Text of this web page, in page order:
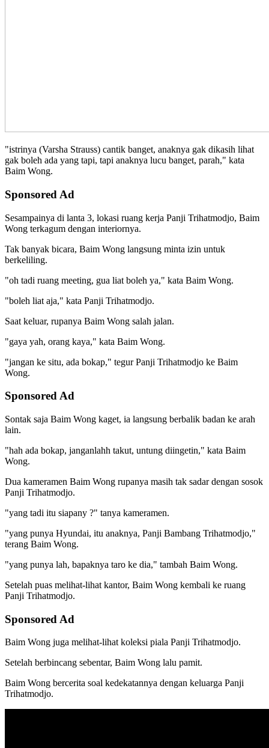
"istrinya (Varsha Strauss) cantik banget, anaknya gak dikasih lihat
gak boleh ada yang tapi, tapi anaknya lucu banget, parah," kata
Baim Wong.
Sponsored Ad
Sesampainya di lanta 3, lokasi ruang kerja Panji Trihatmodjo, Baim
Wong terkagum dengan interiornya.
Tak banyak bicara, Baim Wong langsung minta izin untuk
berkeliling.
"oh tadi ruang meeting, gua liat boleh ya," kata Baim Wong.
"boleh liat aja," kata Panji Trihatmodjo.
Saat keluar, rupanya Baim Wong salah jalan.
"gaya yah, orang kaya," kata Baim Wong.
"jangan ke situ, ada bokap," tegur Panji Trihatmodjo ke Baim
Wong.
Sponsored Ad
Sontak saja Baim Wong kaget, ia langsung berbalik badan ke arah
lain.
"hah ada bokap, janganlahh takut, untung diingetin," kata Baim
Wong.
Dua kameramen Baim Wong rupanya masih tak sadar dengan sosok
Panji Trihatmodjo.
"yang tadi itu siapany ?" tanya kameramen.
"yang punya Hyundai, itu anaknya, Panji Bambang Trihatmodjo,"
terang Baim Wong.
"yang punya lah, bapaknya taro ke dia," tambah Baim Wong.
Setelah puas melihat-lihat kantor, Baim Wong kembali ke ruang
Panji Trihatmodjo.
Sponsored Ad
Baim Wong juga melihat-lihat koleksi piala Panji Trihatmodjo.
Setelah berbincang sebentar, Baim Wong lalu pamit.
Baim Wong bercerita soal kedekatannya dengan keluarga Panji
Trihatmodjo.